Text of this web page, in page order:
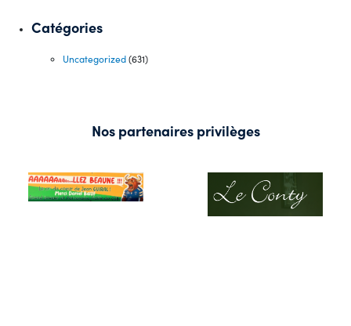
Catégories
Uncategorized(631)
Nos partenaires privilèges